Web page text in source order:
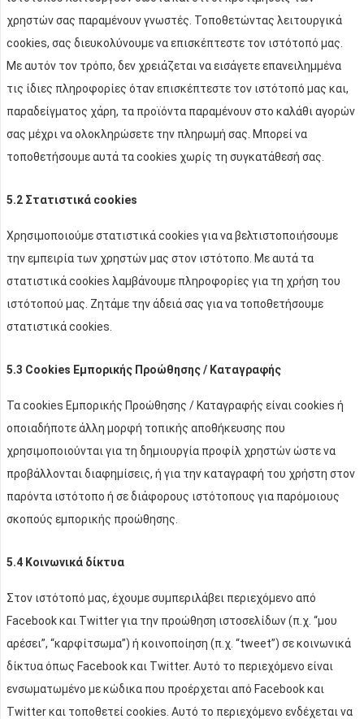
χρηστών σας παραμένουν γνωστές. Τοποθετώντας λειτουργικά
cookies, σας διευκολύνουμε να επισκέπτεστε τον ιστότοπό μας.
Με αυτόν τον τρόπο, δεν χρειάζεται να εισάγετε επανειλημμένα
τις ίδιες πληροφορίες όταν επισκέπτεστε τον ιστότοπό μας και,
παραδείγματος χάρη, τα προϊόντα παραμένουν στο καλάθι αγορών
σας μέχρι να ολοκληρώσετε την πληρωμή σας. Μπορεί να
τοποθετήσουμε αυτά τα cookies χωρίς τη συγκατάθεσή σας.
5.2 Στατιστικά cookies
Χρησιμοποιούμε στατιστικά cookies για να βελτιστοποιήσουμε
την εμπειρία των χρηστών μας στον ιστότοπο. Με αυτά τα
στατιστικά cookies λαμβάνουμε πληροφορίες για τη χρήση του
ιστότοπού μας. Ζητάμε την άδειά σας για να τοποθετήσουμε
στατιστικά cookies.
5.3 Cookies Εμπορικής Προώθησης / Καταγραφής
Τα cookies Εμπορικής Προώθησης / Καταγραφής είναι cookies ή
οποιαδήποτε άλλη μορφή τοπικής αποθήκευσης που
χρησιμοποιούνται για τη δημιουργία προφίλ χρηστών ώστε να
προβάλλονται διαφημίσεις, ή για την καταγραφή του χρήστη στον
παρόντα ιστότοπο ή σε διάφορους ιστότοπους για παρόμοιους
σκοπούς εμπορικής προώθησης.
5.4 Κοινωνικά δίκτυα
Στον ιστότοπό μας, έχουμε συμπεριλάβει περιεχόμενο από
Facebook και Twitter για την προώθηση ιστοσελίδων (π.χ. “μου
αρέσει”, “καρφίτσωμα”) ή κοινοποίηση (π.χ. “tweet”) σε κοινωνικά
δίκτυα όπως Facebook και Twitter. Αυτό το περιεχόμενο είναι
ενσωματωμένο με κώδικα που προέρχεται από Facebook και
Twitter και τοποθετεί cookies. Αυτό το περιεχόμενο ενδέχεται να